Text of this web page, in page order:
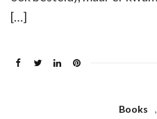
[…]
Books ,